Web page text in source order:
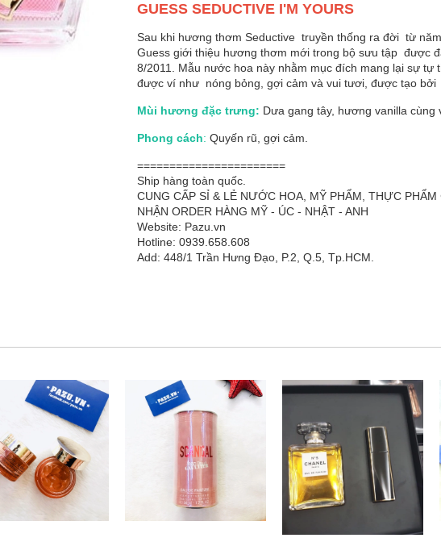
GUESS SEDUCTIVE I'M YOURS
Sau khi hương thơm Seductive truyền thống ra đời từ
Guess giới thiệu hương thơm mới trong bộ sưu tập được
8/2011. Mẫu nước hoa này nhằm mục đích mang lại sự
được ví như nóng bỏng, gợi cảm và vui tươi, được tạo bởi
Mùi hương đặc trưng: Dưa gang tây, hương vanilla
Phong cách: Quyến rũ, gợi cảm.
=======================
Ship hàng toàn quốc.
CUNG CẤP SỈ & LẺ NƯỚC HOA, MỸ PHẨM, THỰC PHẨM
NHẬN ORDER HÀNG MỸ - ÚC - NHẬT - ANH
Website: Pazu.vn
Hotline: 0939.658.608
Add: 448/1 Trần Hưng Đạo, P.2, Q.5, Tp.HCM.